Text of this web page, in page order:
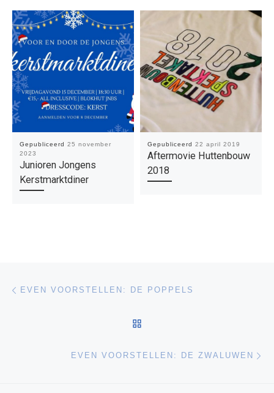
Gepubliceerd 25 november
2023
Junioren Jongens
Kerstmarktdiner
Gepubliceerd 22 april 2019
Aftermovie Huttenbouw
2018
Bericht navigatie
EVEN VOORSTELLEN: DE POPPELS
EVEN VOORSTELLEN: DE ZWALUWEN